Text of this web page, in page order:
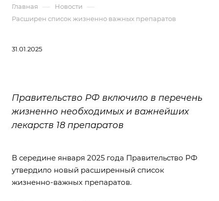
Главная — Новости —
Расширен список жизненно важных препаратов
31.01.2025
Правительство РФ включило в перечень
жизненно необходимых и важнейших
лекарств 18 препаратов
В середине января 2025 года Правительство РФ
утвердило новый расширенный список
жизненно-важных препаратов.